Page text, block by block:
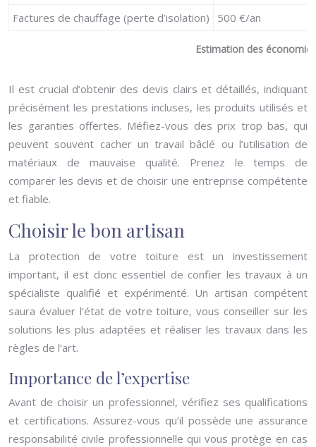
Estimation des
Factures de chauffage (perte d’isolation)
500 €/an
Il est crucial d’obtenir des devis clairs et détaillés, indiquant
précisément les prestations incluses, les produits utilisés et
les garanties offertes. Méfiez-vous des prix trop bas, qui
peuvent souvent cacher un travail bâclé ou l’utilisation de
matériaux de mauvaise qualité. Prenez le temps de
comparer les devis et de choisir une entreprise compétente
et fiable.
Choisir le bon artisan
La protection de votre toiture est un investissement
important, il est donc essentiel de confier les travaux à un
spécialiste qualifié et expérimenté. Un artisan compétent
saura évaluer l’état de votre toiture, vous conseiller sur les
solutions les plus adaptées et réaliser les travaux dans les
règles de l’art.
Importance de l’expertise
Avant de choisir un professionnel, vérifiez ses qualifications
et certifications. Assurez-vous qu’il possède une assurance
responsabilité civile professionnelle qui vous protège en cas